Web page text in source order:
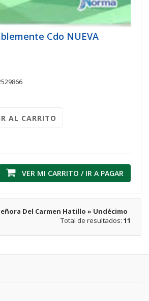
Cdo NUEVA
AL CARRITO
VER MI CARRITO / IR A PAGAR
Del Carmen Hatillo » Undécimo
Total de resultados: 11